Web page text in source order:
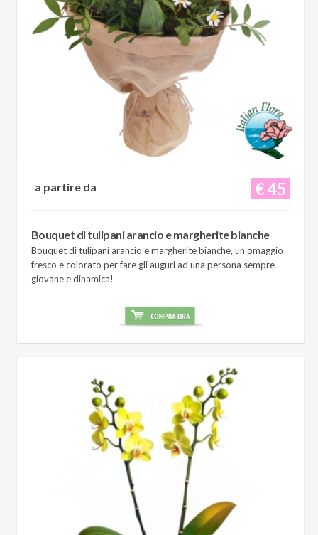
€ 45
a partire da
Bouquet di tulipani arancio e margherite bianche
Bouquet di tulipani arancio e margherite bianche, un omaggio
fresco e colorato per fare gli auguri ad una persona sempre
giovane e dinamica!